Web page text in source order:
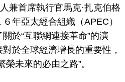
兼首席執行官馬克·扎克伯格
年亞太經合組織（APEC）
於“互聯網連接革命”的演
於全球經濟增長的重要性，
未來的必由之路”。